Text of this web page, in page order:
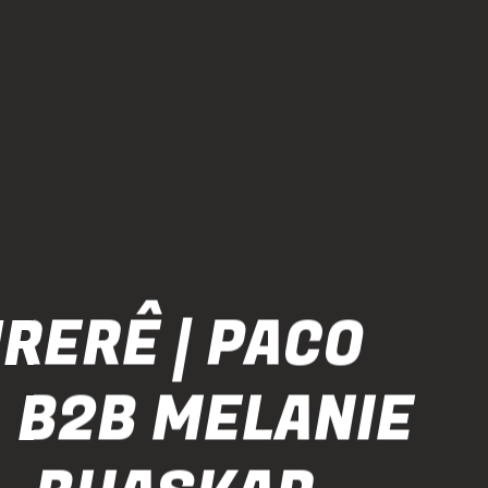
| PACO
B2B MELANIE